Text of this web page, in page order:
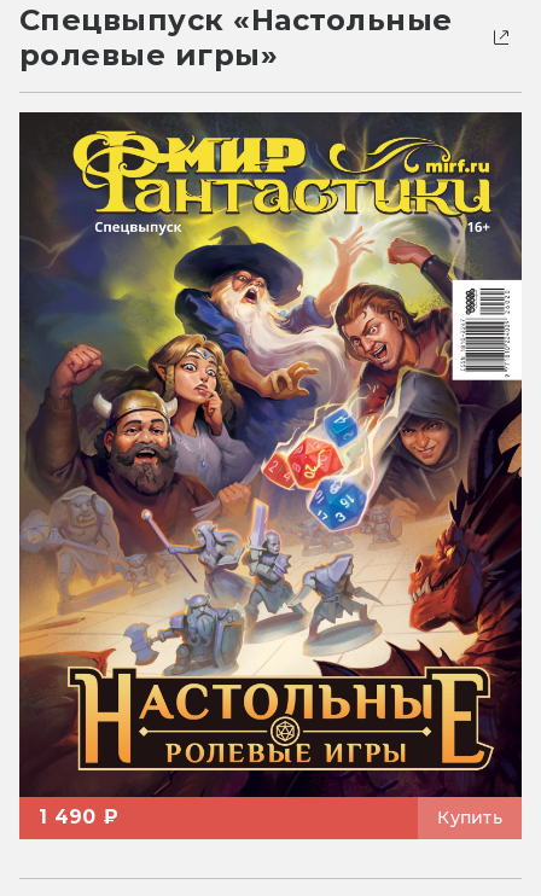
Спецвыпуск «Настольные
ролевые игры»
1 490 ₽ Купить